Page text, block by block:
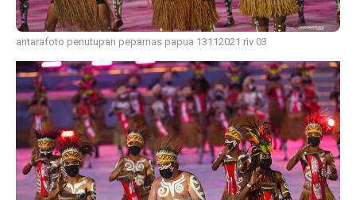
antarafoto penutupan peparnas papua 13112021 riv 03